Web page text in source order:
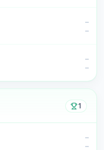
–
–
–
–
1
–
–